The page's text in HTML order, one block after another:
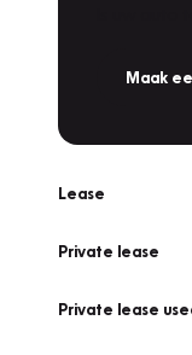
Maak
Lease
Private lease
Private lease